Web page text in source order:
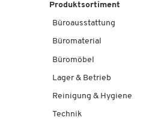
Produktsortiment
Büroausstattung
Büromaterial
Büromöbel
Lager & Betrieb
Reinigung & Hygiene
Technik